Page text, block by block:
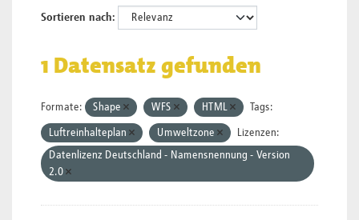
Sortieren nach
1 Datensatz gefunden
Formate: Shape WFS HTML Tags:
Luftreinhalteplan Umweltzone
Lizenzen:
Datenlizenz Deutschland - Namensnennung - Version
2.0